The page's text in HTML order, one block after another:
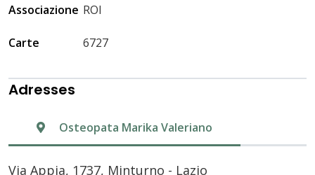
Associazione ROI
Carte 6727
Adresses
Osteopata Marika Valeriano
Via Appia, 1737, Minturno - Lazio